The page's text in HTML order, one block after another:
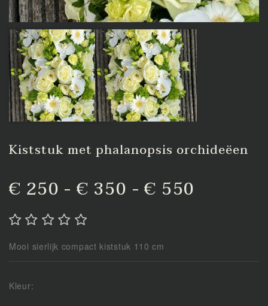
Kiststuk met phalanopsis orchideëen
€ 250 - € 350 - € 550
Mooi sierlijk compact kiststuk 110 cm
Kleur: